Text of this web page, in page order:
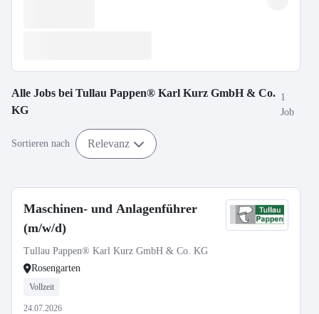
Alle Jobs bei Tullau Pappen® Karl Kurz GmbH & Co.
KG
1
Job
Sortieren nach Relevanz
Maschinen- und Anlagenführer
(m/w/d)
Tullau Pappen® Karl Kurz GmbH & Co. KG
Rosengarten
Vollzeit
24.07.2026